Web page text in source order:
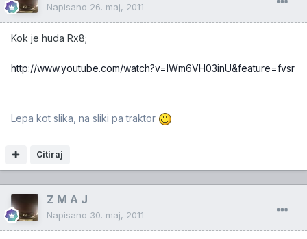
Napisano 26. maj, 2011
Kok je huda Rx8;
http://www.youtube.com/watch?v=IWm6VH03inU&feature=fvsr
Citiraj
Lepa kot slika, na sliki pa traktor
Z M A J
Napisano 30. maj, 2011